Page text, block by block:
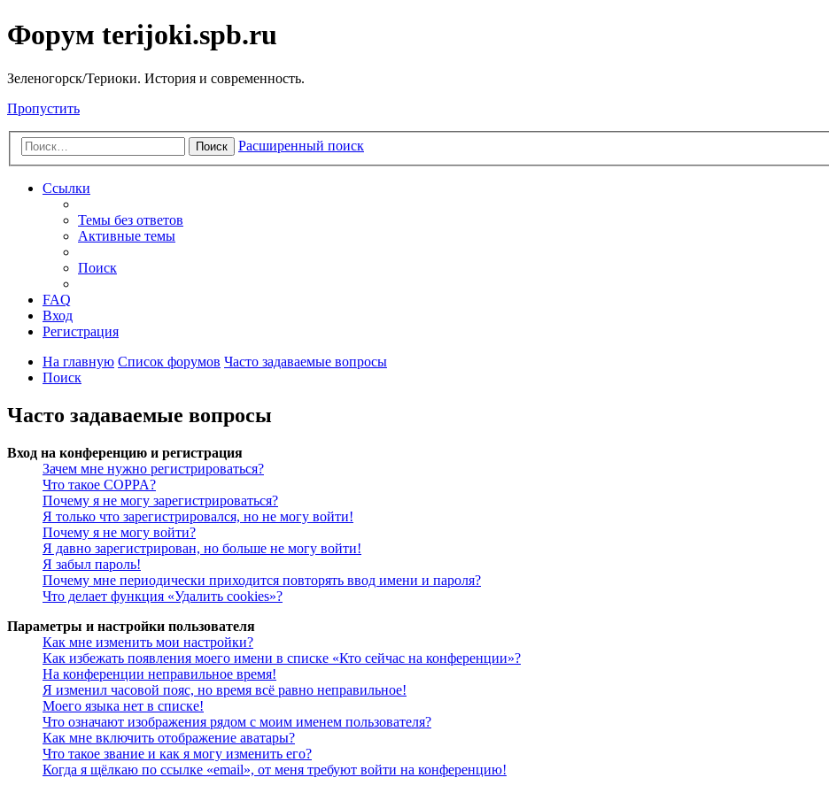
Форум terijoki.spb.ru
Зеленогорск/Териоки. История и современность.
Пропустить
Поиск Расширенный поиск
Ссылки
Темы без ответов
Активные темы
Поиск
FAQ
Вход
Регистрация
На главную Список форумов Часто задаваемые вопросы
Поиск
Часто задаваемые вопросы
Вход на конференцию и регистрация
Зачем мне нужно регистрироваться?
Что такое COPPA?
Почему я не могу зарегистрироваться?
Я только что зарегистрировался, но не могу войти!
Почему я не могу войти?
Я давно зарегистрирован, но больше не могу войти!
Я забыл пароль!
Почему мне периодически приходится повторять ввод имени и пароля?
Что делает функция «Удалить cookies»?
Параметры и настройки пользователя
Как мне изменить мои настройки?
Как избежать появления моего имени в списке «Кто сейчас на конференции»?
На конференции неправильное время!
Я изменил часовой пояс, но время всё равно неправильное!
Моего языка нет в списке!
Что означают изображения рядом с моим именем пользователя?
Как мне включить отображение аватары?
Что такое звание и как я могу изменить его?
Когда я щёлкаю по ссылке «email», от меня требуют войти на конференцию!